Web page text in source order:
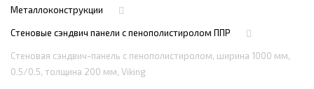
Металлоконструкции
Стеновые сэндвич панели с пенополистиролом ППР
Стеновая сэндвич-панель с пенополистиролом, ширина 1000 мм,
0.5/0.5, толщина 200 мм, Viking